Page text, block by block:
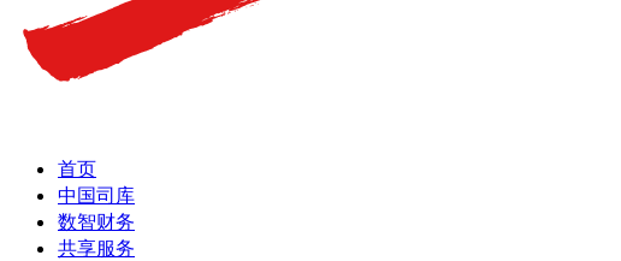
首页
中国司库
数智财务
共享服务